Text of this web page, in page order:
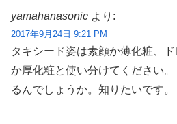
yamahanasonic より:
2017年9月24日 9:21 PM
タキシード姿は素顔か薄化粧、
か厚化粧と使い分けてください
るんでしょうか。知りたいです。